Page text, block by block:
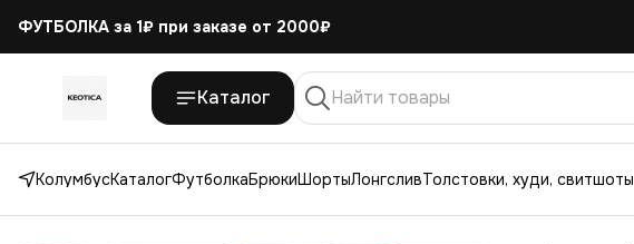
ФУТБОЛКА за 1₽ при заказе от 2000₽
Каталог
КолумбусКаталогФутболкаБрюкиШортыЛонгсливТолстовки, худи, свитшоты